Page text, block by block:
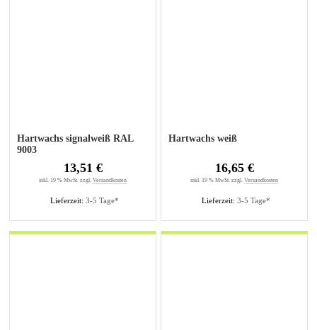
Hartwachs signalweiß RAL
9003
Lieferzeit: 3-5 Tage*
13,51 €
inkl. 19 % MwSt. zzgl. Versandkosten
Hartwachs weiß
Lieferzeit: 3-5 Tage*
16,65 €
inkl. 19 % MwSt. zzgl. Versandkosten